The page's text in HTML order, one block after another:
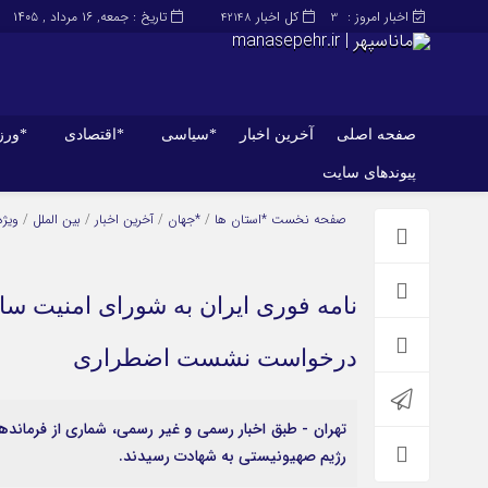
کل اخبار 42148 اخبار امروز : 3 تاریخ : جمعه, ۱۶ مرداد , ۱۴۰۵
صفحه اصلی آخرین اخبار *سیاسی *اقتصادی
پیوندهای سایت
صفحه اصلی آخرین اخبار صفحه نخست *استان ها / *جهان / آخرین اخبار / بین الملل /
نامه فوری ایران به شورای امنیت
درخواست نشست اضطراری
تهران - طبق اخبار رسمی و غیر رسمی، شماری از
رژیم صهیونیستی به شهادت رسیدند.